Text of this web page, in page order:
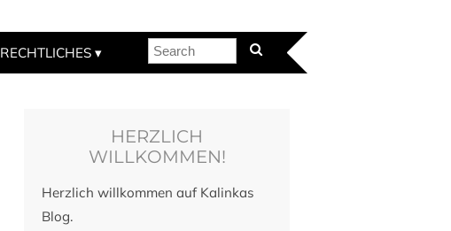
RECHTLICHES
HERZLICH
WILLKOMMEN!
Herzlich willkommen auf Kalinkas
Blog.